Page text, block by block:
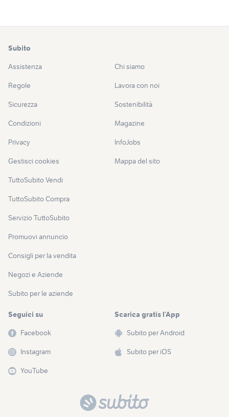
Subito
Assistenza
Regole
Sicurezza
Condizioni
Privacy
Gestisci cookies
TuttoSubito Vendi
TuttoSubito Compra
Servizio TuttoSubito
Promuovi annuncio
Consigli per la vendita
Negozi e Aziende
Subito per le aziende
Chi siamo
Lavora con noi
Sostenibilità
Magazine
InfoJobs
Mappa del sito
Seguici su
Facebook
Instagram
YouTube
Scarica gratis l’App
Subito per Android
Subito per iOS